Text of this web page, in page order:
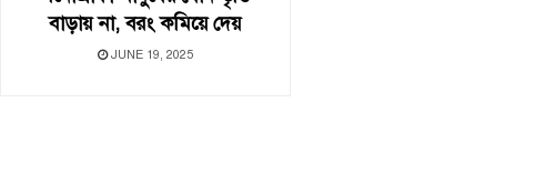
বাড়ায় না, বরং কমিয়ে দেয়
JUNE 19, 2025